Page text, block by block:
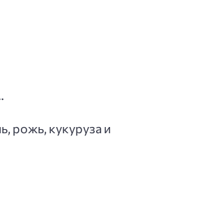
рожь, кукуруза и